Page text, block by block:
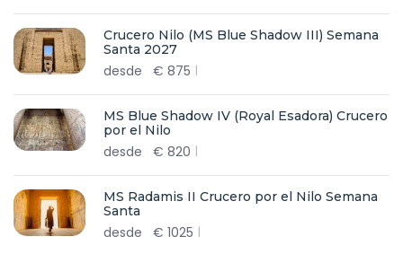
Crucero Nilo (MS Blue Shadow III) Semana
Santa 2027
desde € 875
MS Blue Shadow IV (Royal Esadora) Crucero
por el Nilo
desde € 820
MS Radamis II Crucero por el Nilo Semana
Santa
desde € 1025